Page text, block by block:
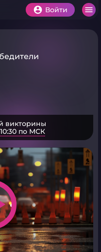
Войти
викторины
по МСК